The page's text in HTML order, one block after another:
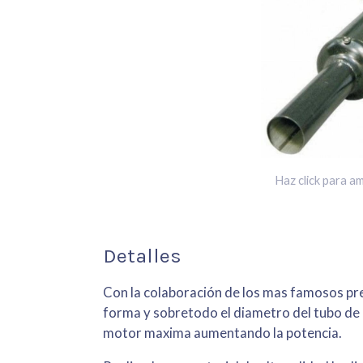
Haz click para
Detalles
Con la colaboración de los mas famosos
forma y sobretodo el diametro del tubo
motor maxima aumentando la potencia.